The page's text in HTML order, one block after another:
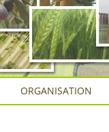
ORGANISATION